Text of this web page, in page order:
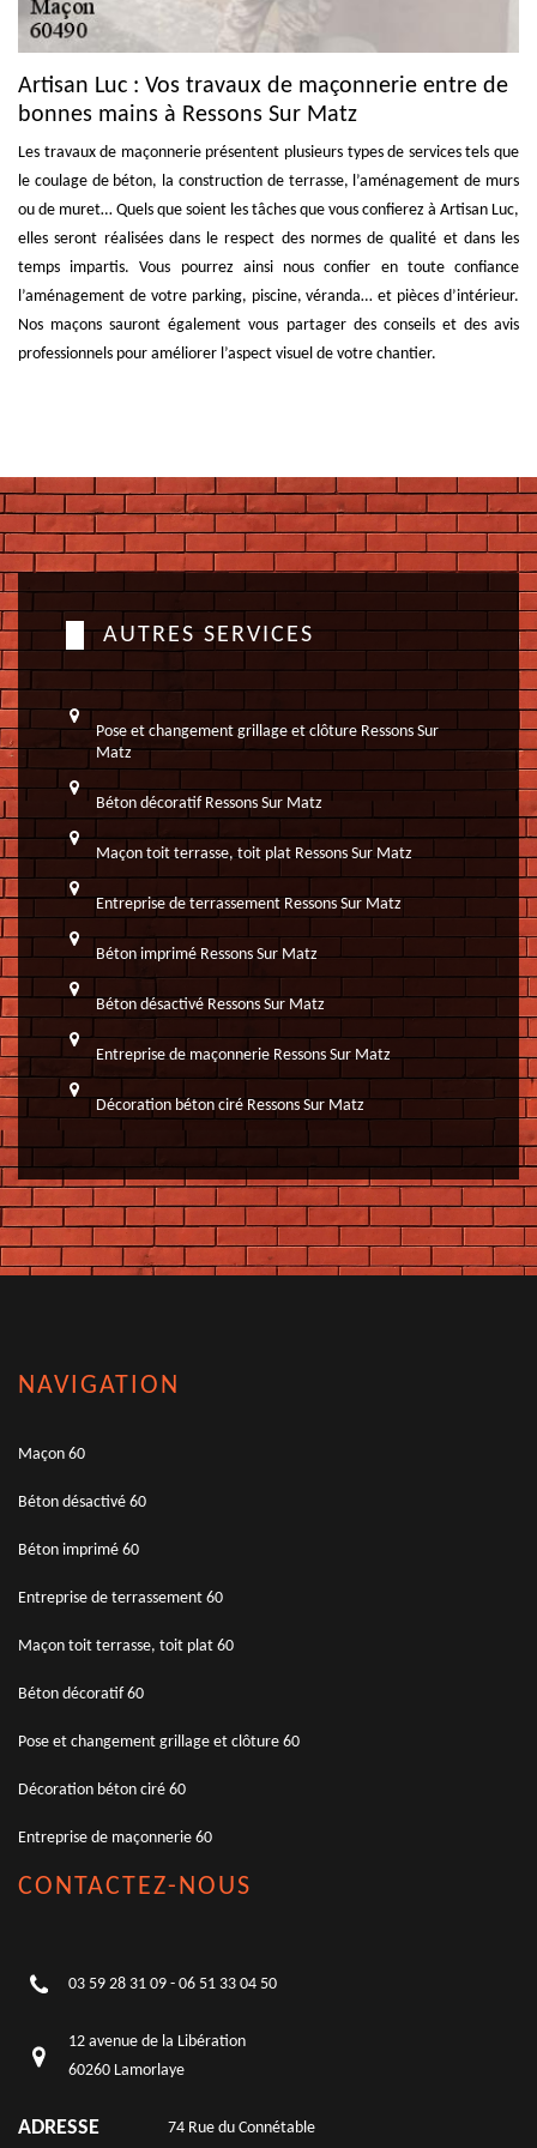
Artisan Luc : Vos travaux de maçonnerie entre de
bonnes mains à Ressons Sur Matz
Les travaux de maçonnerie présentent plusieurs types de services tels que
le coulage de béton, la construction de terrasse, l’aménagement de murs
ou de muret… Quels que soient les tâches que vous confierez à Artisan Luc,
elles seront réalisées dans le respect des normes de qualité et dans les
temps impartis. Vous pourrez ainsi nous confier en toute confiance
l’aménagement de votre parking, piscine, véranda… et pièces d’intérieur.
Nos maçons sauront également vous partager des conseils et des avis
professionnels pour améliorer l’aspect visuel de votre chantier.
AUTRES SERVICES
Pose et changement grillage et clôture Ressons Sur
Matz
Béton décoratif Ressons Sur Matz
Maçon toit terrasse, toit plat Ressons Sur Matz
Entreprise de terrassement Ressons Sur Matz
Béton imprimé Ressons Sur Matz
Béton désactivé Ressons Sur Matz
Entreprise de maçonnerie Ressons Sur Matz
Décoration béton ciré Ressons Sur Matz
NAVIGATION
Maçon 60
Béton désactivé 60
Béton imprimé 60
Entreprise de terrassement 60
Maçon toit terrasse, toit plat 60
Béton décoratif 60
Pose et changement grillage et clôture 60
Décoration béton ciré 60
Entreprise de maçonnerie 60
CONTACTEZ-NOUS
03 59 28 31 09 - 06 51 33 04 50
12 avenue de la Libération
60260 Lamorlaye
ADRESSE
74 Rue du Connétable